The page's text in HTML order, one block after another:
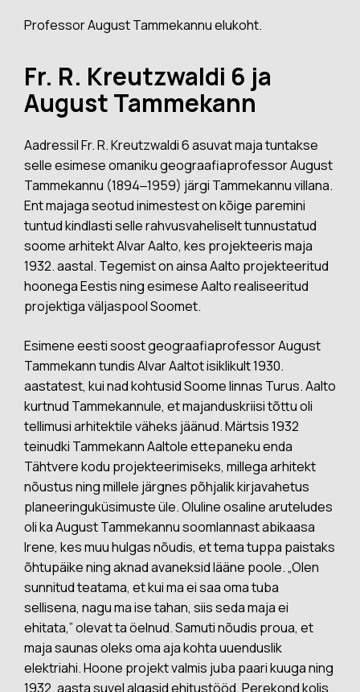
Professor August Tammekannu elukoht.
Fr. R. Kreutzwaldi 6 ja
August Tammekann
Aadressil Fr. R. Kreutzwaldi 6 asuvat maja tuntakse
selle esimese omaniku geograafiaprofessor August
Tammekannu (1894‒1959) järgi Tammekannu villana.
Ent majaga seotud inimestest on kõige paremini
tuntud kindlasti selle rahvusvaheliselt tunnustatud
soome arhitekt Alvar Aalto, kes projekteeris maja
1932. aastal. Tegemist on ainsa Aalto projekteeritud
hoonega Eestis ning esimese Aalto realiseeritud
projektiga väljaspool Soomet.
Esimene eesti soost geograafiaprofessor August
Tammekann tundis Alvar Aaltot isiklikult 1930.
aastatest, kui nad kohtusid Soome linnas Turus. Aalto
kurtnud Tammekannule, et majanduskriisi tõttu oli
tellimusi arhitektile väheks jäänud. Märtsis 1932
teinudki Tammekann Aaltole ettepaneku enda
Tähtvere kodu projekteerimiseks, millega arhitekt
nõustus ning millele järgnes põhjalik kirjavahetus
planeeringuküsimuste üle. Oluline osaline aruteludes
oli ka August Tammekannu soomlannast abikaasa
Irene, kes muu hulgas nõudis, et tema tuppa paistaks
õhtupäike ning aknad avaneksid lääne poole. „Olen
sunnitud teatama, et kui ma ei saa oma tuba
sellisena, nagu ma ise tahan, siis seda maja ei
ehitata,” olevat ta öelnud. Samuti nõudis proua, et
maja saunas oleks oma aja kohta uuenduslik
elektriahi. Hoone projekt valmis juba paari kuuga ning
1932. aasta suvel algasid ehitustööd. Perekond kolis